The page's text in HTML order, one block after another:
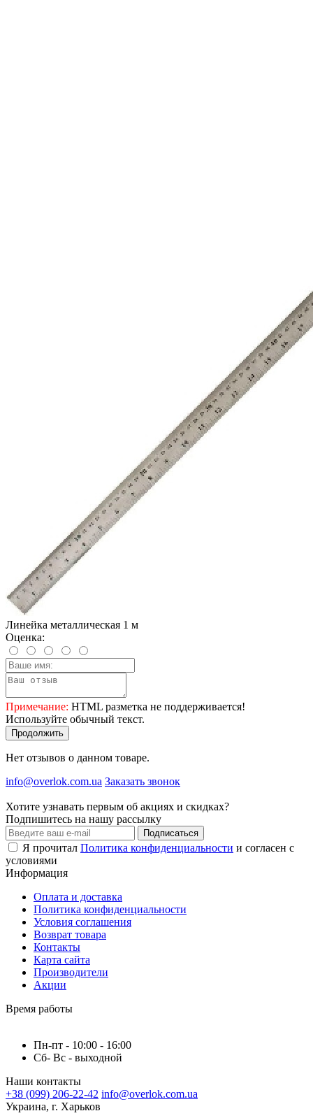
Линейка металлическая 1 м
Оценка:
Примечание: HTML разметка не поддерживается!
Используйте обычный текст.
Продолжить
Нет отзывов о данном товаре.
info@overlok.com.ua Заказать звонок
Хотите узнавать первым об акциях и скидках?
Подпишитесь на нашу рассылку
Подписаться
Я прочитал Политика конфиденциальности и согласен с
условиями
Информация
Оплата и доставка
Политика конфиденциальности
Условия соглашения
Возврат товара
Контакты
Карта сайта
Производители
Акции
Время работы
Пн-пт - 10:00 - 16:00
Сб- Вс - выходной
Наши контакты
+38 (099) 206-22-42 info@overlok.com.ua
Украина, г. Харьков